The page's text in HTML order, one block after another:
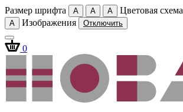
Размер шрифта A A A Цветовая схема
A
Изображения Отключить
0